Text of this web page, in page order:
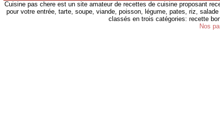
Cuisine pas chere est un site amateur de recettes de cuisine proposant
pour votre entrée, tarte, soupe, viande, poisson, légume, pates, riz,
classés en trois catégories: recette
Nos